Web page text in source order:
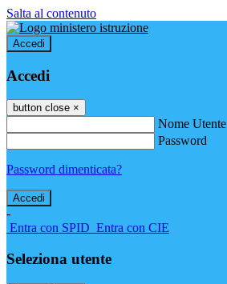
Salta al contenuto
Accedi
Accedi
button close ×
Nome Utente
Password
Password dimenticata?
-
Entra con SPID Entra con CIE
Seleziona utente